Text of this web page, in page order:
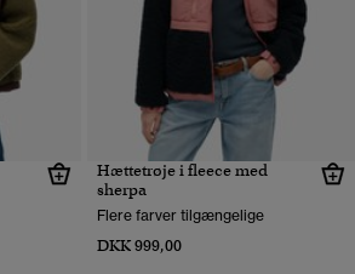
Hættetrøje i fleece med
sherpa
Flere farver tilgængelige
DKK 999,00